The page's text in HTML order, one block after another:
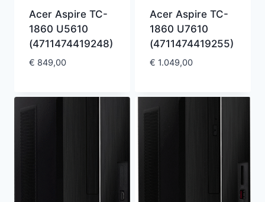
Acer Aspire TC-
1860 U5610
(4711474419248)
€ 849,00
Acer Aspire TC-
1860 U7610
(4711474419255)
€ 1.049,00